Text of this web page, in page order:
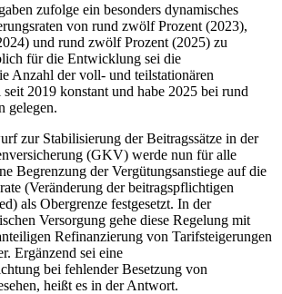
zufolge ein besonders dynamisches
von rund zwölf Prozent (2023),
und rund zwölf Prozent (2025) zu
für die Entwicklung sei die
Anzahl der voll- und teilstationären
2019 konstant und habe 2025 bei rund
gelegen.
zur Stabilisierung der Beitragssätze in der
(GKV) werde nun für alle
Begrenzung der Vergütungsanstiege auf die
(Veränderung der beitragspflichtigen
als Obergrenze festgesetzt. In der
Versorgung gehe diese Regelung mit
Refinanzierung von Tarifsteigerungen
Ergänzend sei eine
bei fehlender Besetzung von
heißt es in der Antwort.